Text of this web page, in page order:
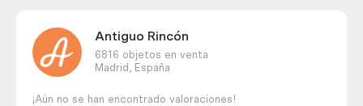
Antiguo Rincón
6816 objetos en venta
Madrid,
España
¡Aún no se han encontrado valoraciones!